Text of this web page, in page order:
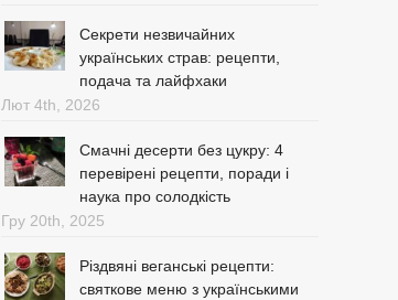
Секрети незвичайних
українських страв: рецепти,
подача та лайфхаки
Лют 4th, 2026
Смачні десерти без цукру: 4
перевірені рецепти, поради і
наука про солодкість
Гру 20th, 2025
Різдвяні веганські рецепти:
святкове меню з українськими